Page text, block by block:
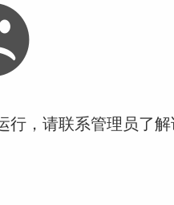
行，请联系管理员了